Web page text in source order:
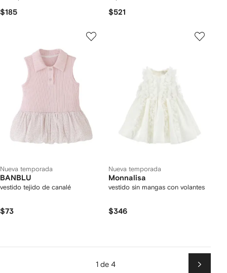
$185 $521
Nueva temporada
BANBLU
vestido tejido de canalé
$73
Nueva temporada
Monnalisa
vestido sin mangas con volantes
$346
1 de 4